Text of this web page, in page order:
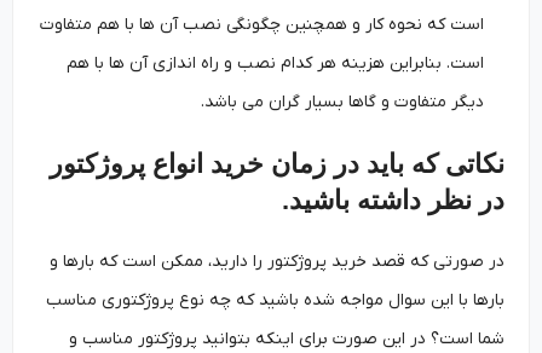
است که نحوه کار و همچنین چگونگی نصب آن ها با هم متفاوت
است. بنابراین هزینه هر کدام نصب و راه اندازی آن ها با هم
دیگر متفاوت و گاها بسیار گران می باشد.
نکاتی که باید در زمان خرید انواع پروژکتور
در نظر داشته باشید.
در صورتی که قصد خرید پروژکتور را دارید، ممکن است که بارها و
بارها با این سوال مواجه شده باشید که چه نوع پروژکتوری مناسب
شما است؟ در این صورت برای اینکه بتوانید پروژکتور مناسب و